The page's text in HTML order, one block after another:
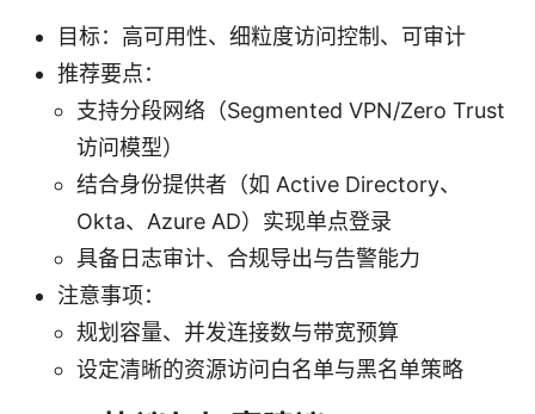
目标：高可用性、细粒度访问控制、可审计
推荐要点：
支持分段网络（Segmented VPN/Zero Trust
访问模型）
结合身份提供者（如 Active Directory、
Okta、Azure AD）实现单点登录
具备日志审计、合规导出与告警能力
注意事项：
规划容量、并发连接数与带宽预算
设定清晰的资源访问白名单与黑名单策略